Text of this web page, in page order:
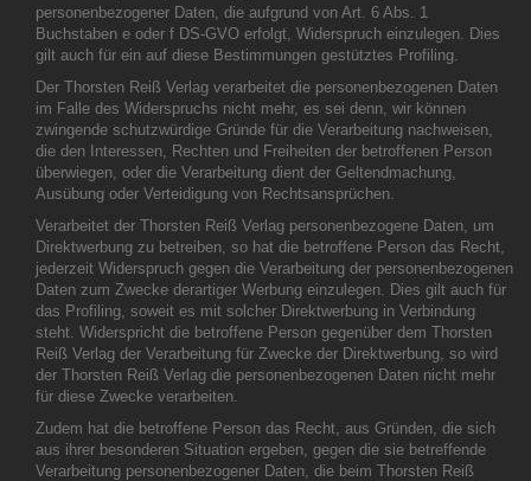
personenbezogener Daten, die aufgrund von Art. 6 Abs. 1
Buchstaben e oder f DS-GVO erfolgt, Widerspruch einzulegen. Dies
gilt auch für ein auf diese Bestimmungen gestütztes Profiling.
Der Thorsten Reiß Verlag verarbeitet die personenbezogenen Daten
im Falle des Widerspruchs nicht mehr, es sei denn, wir können
zwingende schutzwürdige Gründe für die Verarbeitung nachweisen,
die den Interessen, Rechten und Freiheiten der betroffenen Person
überwiegen, oder die Verarbeitung dient der Geltendmachung,
Ausübung oder Verteidigung von Rechtsansprüchen.
Verarbeitet der Thorsten Reiß Verlag personenbezogene Daten, um
Direktwerbung zu betreiben, so hat die betroffene Person das Recht,
jederzeit Widerspruch gegen die Verarbeitung der personenbezogenen
Daten zum Zwecke derartiger Werbung einzulegen. Dies gilt auch für
das Profiling, soweit es mit solcher Direktwerbung in Verbindung
steht. Widerspricht die betroffene Person gegenüber dem Thorsten
Reiß Verlag der Verarbeitung für Zwecke der Direktwerbung, so wird
der Thorsten Reiß Verlag die personenbezogenen Daten nicht mehr
für diese Zwecke verarbeiten.
Zudem hat die betroffene Person das Recht, aus Gründen, die sich
aus ihrer besonderen Situation ergeben, gegen die sie betreffende
Verarbeitung personenbezogener Daten, die beim Thorsten Reiß